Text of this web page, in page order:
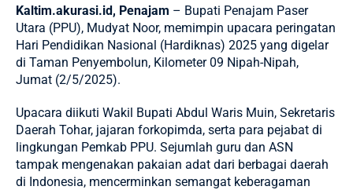
Kaltim.akurasi.id, Penajam – Bupati Penajam Paser
Utara (PPU), Mudyat Noor, memimpin upacara peringatan
Hari Pendidikan Nasional (Hardiknas) 2025 yang digelar
di Taman Penyembolun, Kilometer 09 Nipah-Nipah,
Jumat (2/5/2025).
Upacara diikuti Wakil Bupati Abdul Waris Muin, Sekretaris
Daerah Tohar, jajaran forkopimda, serta para pejabat di
lingkungan Pemkab PPU. Sejumlah guru dan ASN
tampak mengenakan pakaian adat dari berbagai daerah
di Indonesia, mencerminkan semangat keberagaman